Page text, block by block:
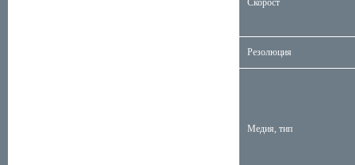
Скорост
Резолюция
Медия, тип